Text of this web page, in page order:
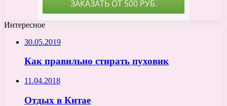
Интересное
30.05.2019
Как правильно стирать пуховик
11.04.2018
Отдых в Китае